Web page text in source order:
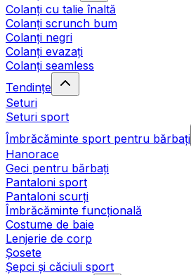
Colanți cu talie înaltă
Colanți scrunch bum
Colanți negri
Colanți evazați
Colanți seamless
Tendințe
Seturi
Seturi sport
Îmbrăcăminte sport pentru bărbați
Hanorace
Geci pentru bărbați
Pantaloni sport
Pantaloni scurți
Îmbrăcăminte funcțională
Costume de baie
Lenjerie de corp
Șosete
Șepci și căciuli sport